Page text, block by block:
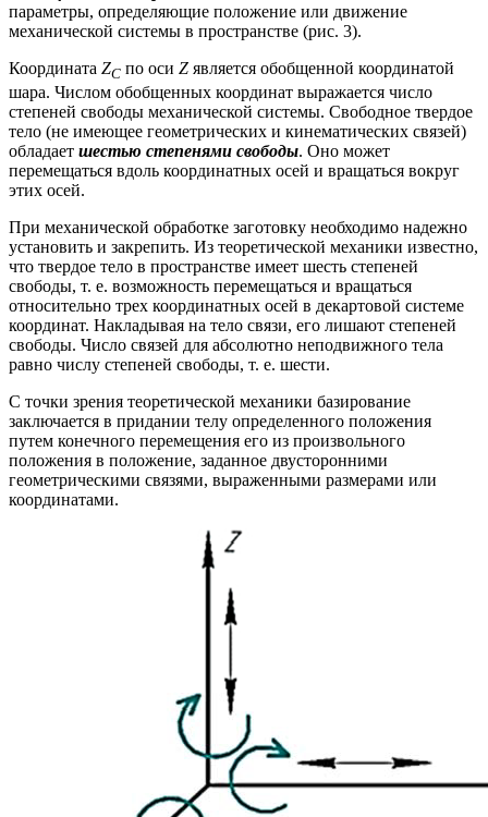
параметры, определяющие положение или движение
механической системы в пространстве (рис. 3).
Координата ZC по оси Z является обобщенной координатой
шара. Числом обобщенных координат выражается число
степеней свободы механической системы. Свободное твердое
тело (не имеющее геометрических и кинематических связей)
обладает шестью степенями свободы. Оно может
перемещаться вдоль координатных осей и вращаться вокруг
этих осей.
При механической обработке заготовку необходимо надежно
установить и закрепить. Из теоретической механики известно,
что твердое тело в пространстве имеет шесть степеней
свободы, т. е. возможность перемещаться и вращаться
относительно трех координатных осей в декартовой системе
координат. Накладывая на тело связи, его лишают степеней
свободы. Число связей для абсолютно неподвижного тела
равно числу степеней свободы, т. е. шести.
С точки зрения теоретической механики базирование
заключается в придании телу определенного положения
путем конечного перемещения его из произвольного
положения в положение, заданное двусторонними
геометрическими связями, выраженными размерами или
координатами.